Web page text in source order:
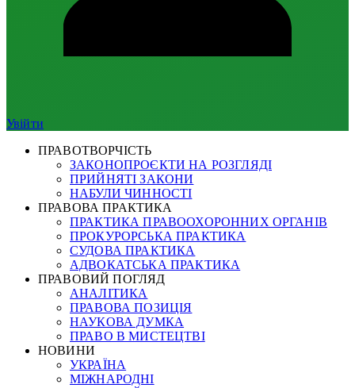
Увійти
ПРАВОТВОРЧІСТЬ
ЗАКОНОПРОЄКТИ НА РОЗГЛЯДІ
ПРИЙНЯТІ ЗАКОНИ
НАБУЛИ ЧИННОСТІ
ПРАВОВА ПРАКТИКА
ПРАКТИКА ПРАВООХОРОННИХ ОРГАНІВ
ПРОКУРОРСЬКА ПРАКТИКА
СУДОВА ПРАКТИКА
АДВОКАТСЬКА ПРАКТИКА
ПРАВОВИЙ ПОГЛЯД
АНАЛІТИКА
ПРАВОВА ПОЗИЦІЯ
НАУКОВА ДУМКА
ПРАВО В МИСТЕЦТВІ
НОВИНИ
УКРАЇНА
МІЖНАРОДНІ